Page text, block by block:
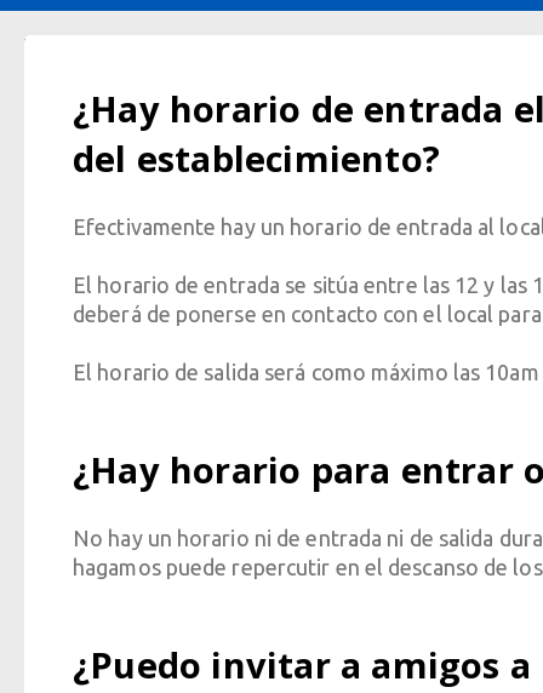
¿Hay horario de entrada
del establecimiento?
Efectivamente hay un horario de entrada al
El horario de entrada se sitúa entre las 12 y las
deberá de ponerse en contacto con el local
El horario de salida será como máximo las
¿Hay horario para entrar
No hay un horario ni de entrada ni de salida
hagamos puede repercutir en el descanso de
¿Puedo invitar a amigos